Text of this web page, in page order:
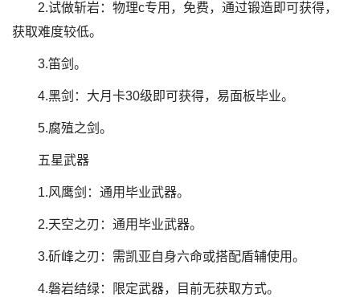
2.试做斩岩：物理c专用，免费，通过锻造即可获得，
获取难度较低。
3.笛剑。
4.黑剑：大月卡30级即可获得，易面板毕业。
5.腐殖之剑。
五星武器
1.风鹰剑：通用毕业武器。
2.天空之刃：通用毕业武器。
3.斫峰之刃：需凯亚自身六命或搭配盾辅使用。
4.磐岩结绿：限定武器，目前无获取方式。